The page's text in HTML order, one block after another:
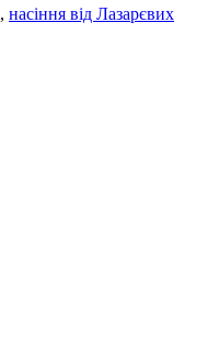
, насіння від Лазарєвих